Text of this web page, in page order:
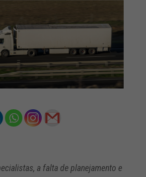
a falta de planejamento e